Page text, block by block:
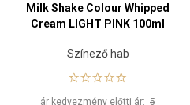
Milk Shake Colour Whipped
Cream LIGHT PINK 100ml
Színező hab
ár kedvezmény előtti ár: 5